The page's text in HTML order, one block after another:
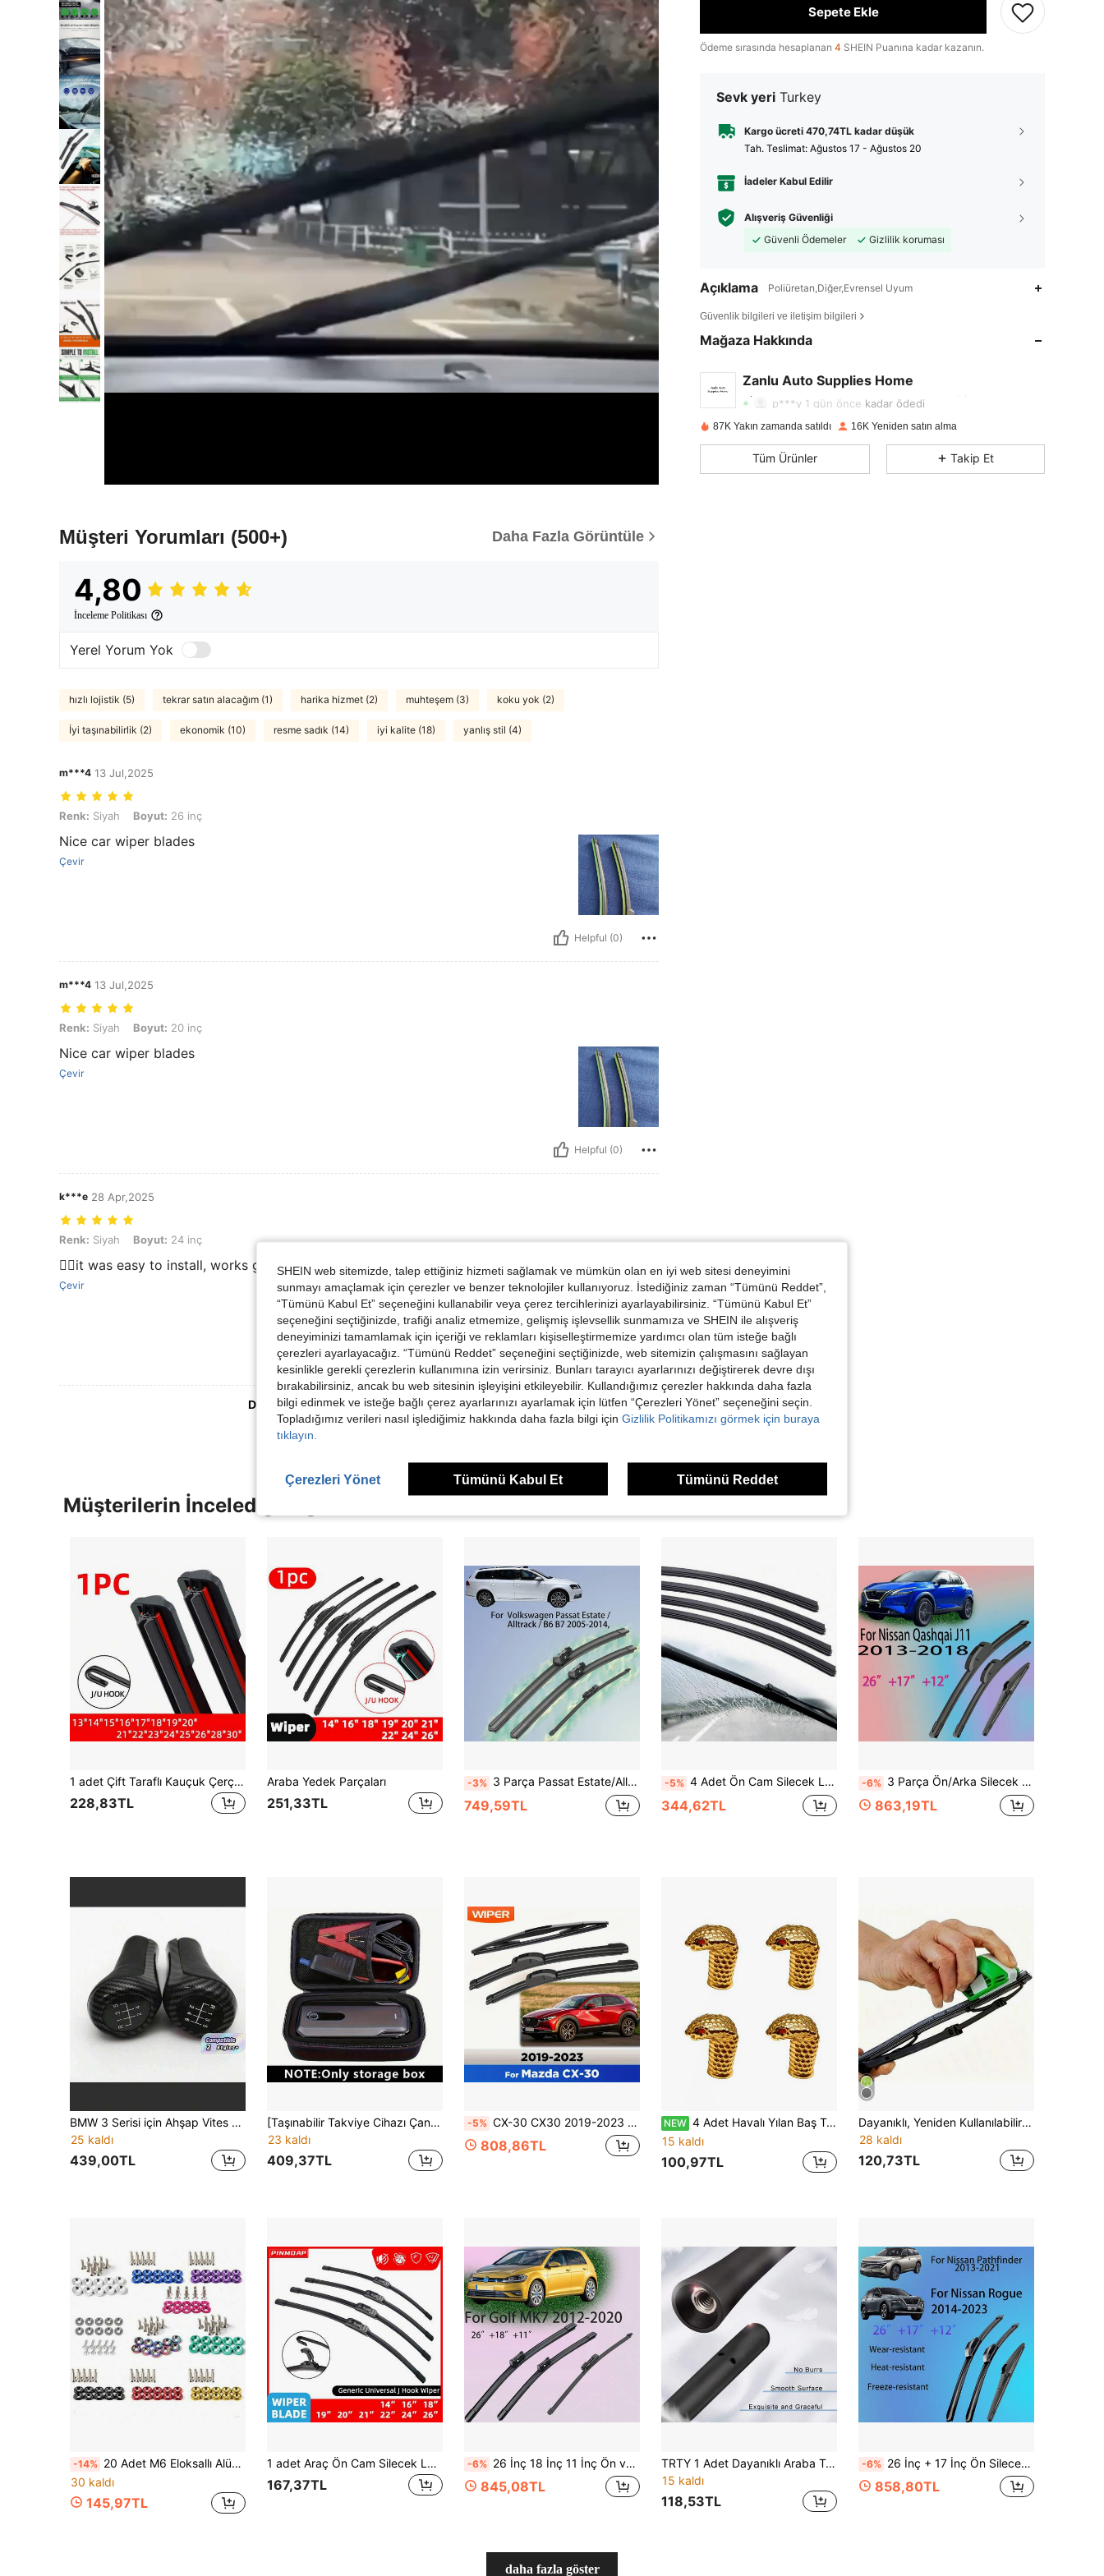
Müşteri Yorumları (500+) Daha Fazla Görüntüle
4,80
İnceleme Politikası
Yerel Yorum Yok
hızlı lojistik (5) tekrar satın alacağım (1) harika hizmet (2) muhteşem (3) koku yok (2)
İyi taşınabilirlik (2) ekonomik (10) resme sadık (14) iyi kalite (18) yanlış stil (4)
m***4 13 Jul,2025
Renk: Siyah, Boyut: 26 inç
Renk: Siyah Boyut: 26 inç
Nice car wiper blades
Çevir
Helpful (0)
m***4 13 Jul,2025
Renk: Siyah, Boyut: 20 inç
Renk: Siyah Boyut: 20 inç
Nice car wiper blades
Çevir
Helpful (0)
k***e 28 Apr,2025
Renk: Siyah, Boyut: 24 inç
Renk: Siyah Boyut: 24 inç
👍🏻it was easy to install, works great
Çevir
Helpful (0)
Daha Fazla Değerlendirme Görüntüle
Sepete Ekle
Ödeme sırasında hesaplanan 4 SHEIN Puanına kadar kazanın.
Sevk yeri Turkey
Kargo ücreti 470,74TL kadar düşük
Tah. Teslimat: Ağustos 17 - Ağustos 20
İadeler Kabul Edilir
Alışveriş Güvenliği
Güvenli Ödemeler
Gizlilik koruması
Açıklama Poliüretan,Diğer,Evrensel Uyum
Güvenlik bilgileri ve iletişim bilgileri
Mağaza Hakkında
Zanlu Auto Supplies Home
4,87 41
4,87
4,87 Derecelendirme 41
p***y 1 gün önce kadar ödedi
87K Yakın zamanda satıldı 16K Yeniden satın alma
Tüm Ürünler Takip Et
Müşterilerin İncelediği Diğer Ürünler
1 adet Çift Taraflı Kauçuk Çerçevesiz Ön Cam Silecek Lastiği, Üniversal J/U Kanca Tipi, 13" - 30" Araç Ön Camı İçin Uygun, Otomobil Yedek Parçası
228,83TL
Araba Yedek Parçaları
251,33TL
-3% 3 Parça Passat Estate/Alltrack/B6 B7 2005-2014 Ön Cam Silecekleri, Ön ve Arka Silecekleri Dahil, Sessiz ve Aşınmaya Dayanıklı, Yağmur ve Kar Altında Net ve İz Bırakmayan, Soğuğa ve Sıcağa Dayanıklı, Yaşlanma veya Çatlama Olmadan Uzun Ömürlü
749,59TL
-5% 4 Adet Ön Cam Silecek Lastiği Yedek Parçası, 700 mm Uzunluk 6 mm Genişlik Standart Boyut, Kolay Kurulum, Çok Sayıda Araç Modeliyle Uyumlu
344,62TL
-6% 3 Parça Ön/Arka Silecek Süpürgesi, Qashqai J11 2018 2017 2016 2015 2014 2013 için Uygun, 26 İnç 17 İnç 12 İnç
863,19TL
BMW 3 Serisi için Ahşap Vites Topuzu, ABS Reçine, 5/6 Vites, E90 E91 E92 E93 E30 E36 E46 F30 E60 E61 E28 E34 Z4 E85 E86 X5 E53 X6 Modellerine Uygun, Otomobil Yedek Parçası
25 kaldı
439,00TL
[Taşınabilir Takviye Cihazı Çantası] Ağır Hizmet Tipi Taşınabilir EVA Araç Takviye Cihazı Düzenleyici Çantası | Fileli Cepli Darbe Emici Saklama Kutusu, Takviye Cihazları, Piller ve Tornavidalar İçin Kompakt Acil Durum Alet Bölmesi - Araçlar İçin Jumper Kutusu
23 kaldı
409,37TL
-5% CX-30 CX30 2019-2023 Ön/Arka Silecek Süpürgesi Seti, Ön Cam Temizliği İçin Uygun, 26 İnç, 16 İnç ve 14 İnç
808,86TL
NEW 4 Adet Havalı Yılan Baş Tasarımlı Lastik Supap Kapağı, Su Geçirmez Evrensel Tekerlek Supap Kapakları, Otomobil, Motosiklet, SUV, Bisiklet ve Kamyonlar İçin Uygun
15 kaldı
100,97TL
Dayanıklı, Yeniden Kullanılabilir ABS Silecek Lastiği Tamir Aleti - Ön Cam Sileceklerini Etkili Bir Şekilde Temizler ve Bakımını Yapar
28 kaldı
120,73TL
-14% 20 Adet M6 Eloksallı Alüminyum Pul ve Civata Seti (10 Set), Araba ve Motosikletler İçin Uygun Gömme Tampon Motor Vidaları, Çok Renkli Dekoratif Vidalar ve Pullar, Araba Modifikasyon M6 Vida JDM Vida Pil Pulu, Araba Aksesuarları Motosiklet Aksesuarları Karavan SUV Kamyon
30 kaldı
145,97TL
1 adet Araç Ön Cam Silecek Lastiği, U Tipi Üniversal Yumuşak Kauçuk Çerçevesiz Silecek Lastiği, 14" 16" 18" 19" 20" 21" 22" 24" 26" Otomobil Yedek Parçaları
167,37TL
-6% 26 İnç 18 İnç 11 İnç Ön ve Arka Cam Silecek Süpürgesi, Sol Direksiyonlu Araçlar İçin Uygun, Golf MK7 2012-2020 ile Uyumlu. Yüksek Kaliteli Silecek Süpürgesi, Aşınmaya Dayanıklı, Isıya Dayanıklı, Soğuğa Dayanıklı ve Çatlamaya Karşı.
845,08TL
TRTY 1 Adet Dayanıklı Araba Tavan Radyo Anteni, AM/FM Alıcılı Esnek Kauçuk Araba Anteni, M4 M5 M6 Adaptör Vidalarıyla, Yedek Direk Anten, Suzuki Peugeot Eski Arabalar İçin Uygun, Not: Harici Anten Tabanı Dahil Değildir, Araba Anten Aksesuarları
15 kaldı
118,53TL
-6% 26 İnç + 17 İnç Ön Silecek Süpürgesi ve 12 İnç Arka Silecek Süpürgesi, Araba Yedek Seti, Pathfinder 2013-2020 ve Rogue 2014-2025 ile Uyumlu, 3 Parça, OEM Kalite Standartlarına Uygun Hassas Mühendislik, Kararlı ve Güvenilir Performans
858,80TL
daha fazla göster
SHEIN web sitemizde, talep ettiğiniz hizmeti sağlamak ve mümkün olan en iyi web sitesi deneyimini
sunmayı amaçlamak için çerezler ve benzer teknolojiler kullanıyoruz. İstediğiniz zaman “Tümünü Reddet”,
“Tümünü Kabul Et” seçeneğini kullanabilir veya çerez tercihlerinizi ayarlayabilirsiniz. “Tümünü Kabul Et”
seçeneğini seçtiğinizde, trafiği analiz etmemize, gelişmiş işlevsellik sunmamıza ve SHEIN ile alışveriş
deneyiminizi tamamlamak için içeriği ve reklamları kişiselleştirmemize yardımcı olan tüm isteğe bağlı
çerezleri ayarlayacağız. “Tümünü Reddet” seçeneğini seçtiğinizde, web sitemizin çalışmasını sağlayan
kesinlikle gerekli çerezlerin kullanımına izin verirsiniz. Bunları tarayıcı ayarlarınızı değiştirerek devre dışı
bırakabilirsiniz, ancak bu web sitesinin işleyişini etkileyebilir. Kullandığımız çerezler hakkında daha fazla
bilgi edinmek ve isteğe bağlı çerez ayarlarınızı ayarlamak için lütfen “Çerezleri Yönet” seçeneğini seçin.
Topladığımız verileri nasıl işlediğimiz hakkında daha fazla bilgi için Gizlilik Politikamızı görmek için buraya
tıklayın.
Çerezleri Yönet Tümünü Kabul Et Tümünü Reddet